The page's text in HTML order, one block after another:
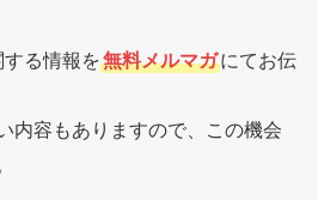
する情報を無料メルマガにてお伝
内容もありますので、この機会